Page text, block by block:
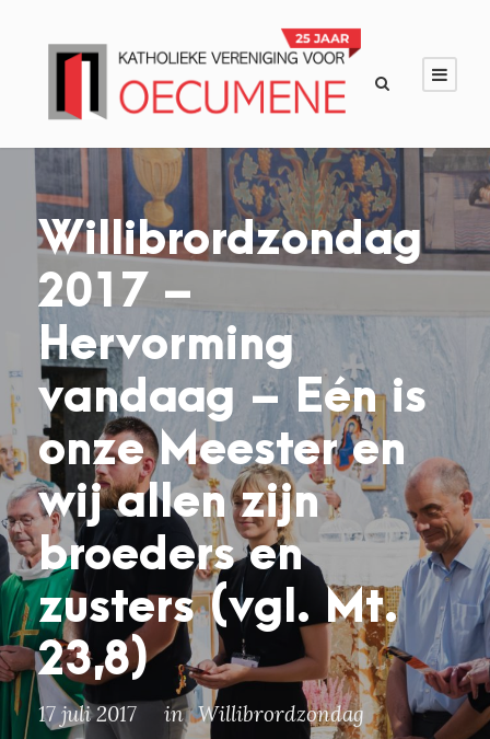
Willibrordzondag
2017 –
Hervorming
vandaag – Eén is
onze Meester en
wij allen zijn
broeders en
zusters (vgl. Mt.
23,8)
17 juli 2017 in Willibrordzondag